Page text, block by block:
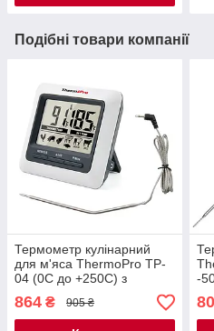
Подібні товари компанії
Термометр кулінарний
для м'яса ThermoPro TP-
04 (0C до +250C) з
магнітом і таймером
864 ₴ 905 ₴
-